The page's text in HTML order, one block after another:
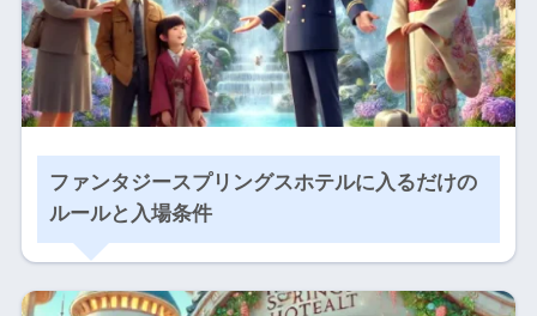
ファンタジースプリングスホテルに入るだけの
ルールと入場条件